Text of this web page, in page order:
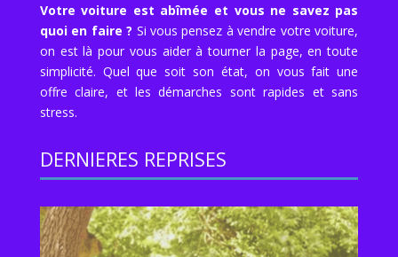
Votre voiture est abîmée et vous ne savez pas
quoi en faire ? Si vous pensez à vendre votre voiture,
on est là pour vous aider à tourner la page, en toute
simplicité. Quel que soit son état, on vous fait une
offre claire, et les démarches sont rapides et sans
stress.
DERNIERES REPRISES